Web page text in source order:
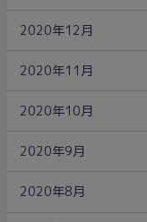
2020年12月
2020年11月
2020年10月
2020年9月
2020年8月